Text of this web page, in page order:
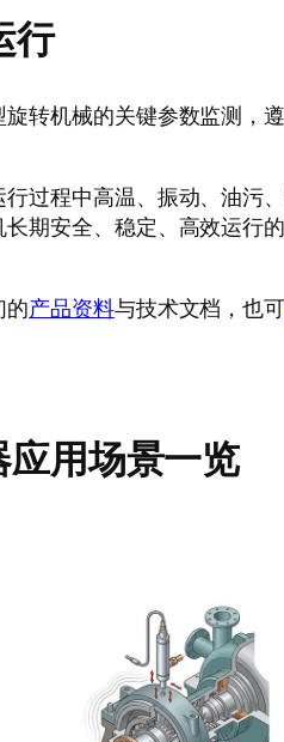
行
转机械的关键参数监测，
过程中高温、振动、油污
期安全、稳定、高效运行
的产品资料与技术文档，也可
用场景一览